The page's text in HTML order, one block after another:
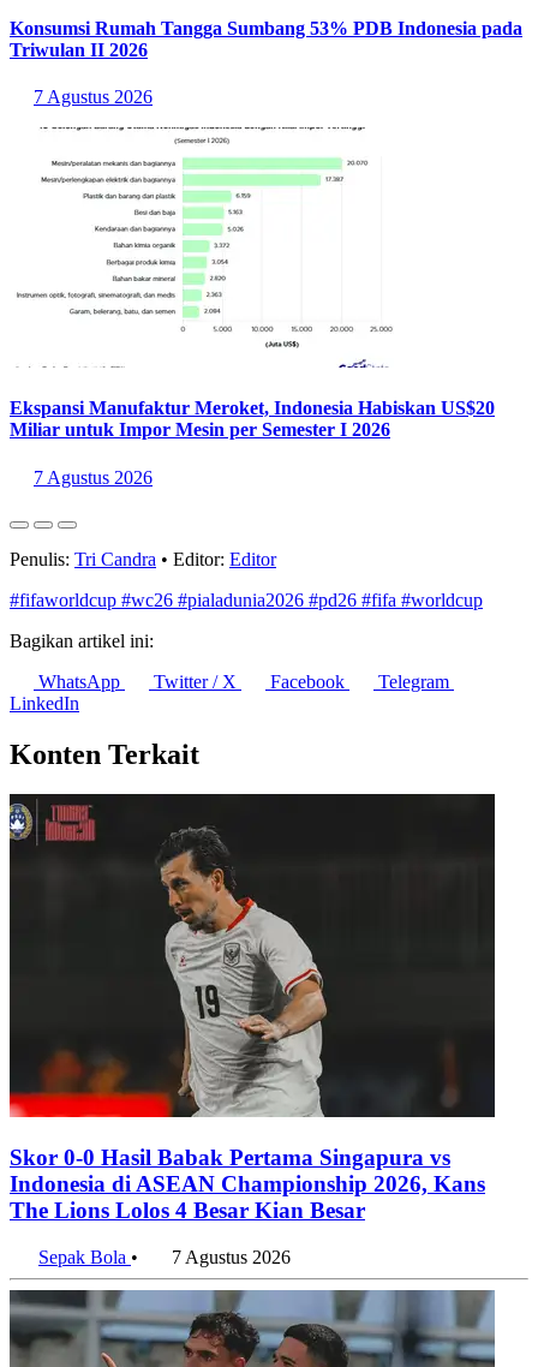
Konsumsi Rumah Tangga Sumbang 53% PDB Indonesia pada
Triwulan II 2026
7 Agustus 2026
Ekspansi Manufaktur Meroket, Indonesia Habiskan US$20
Miliar untuk Impor Mesin per Semester I 2026
7 Agustus 2026
Penulis: Tri Candra • Editor: Editor
#fifaworldcup #wc26 #pialadunia2026 #pd26 #fifa #worldcup
Bagikan artikel ini:
WhatsApp
Twitter / X Facebook
Telegram
LinkedIn
Konten Terkait
Skor 0-0 Hasil Babak Pertama Singapura vs
Indonesia di ASEAN Championship 2026, Kans
The Lions Lolos 4 Besar Kian Besar
Sepak Bola • 7 Agustus 2026